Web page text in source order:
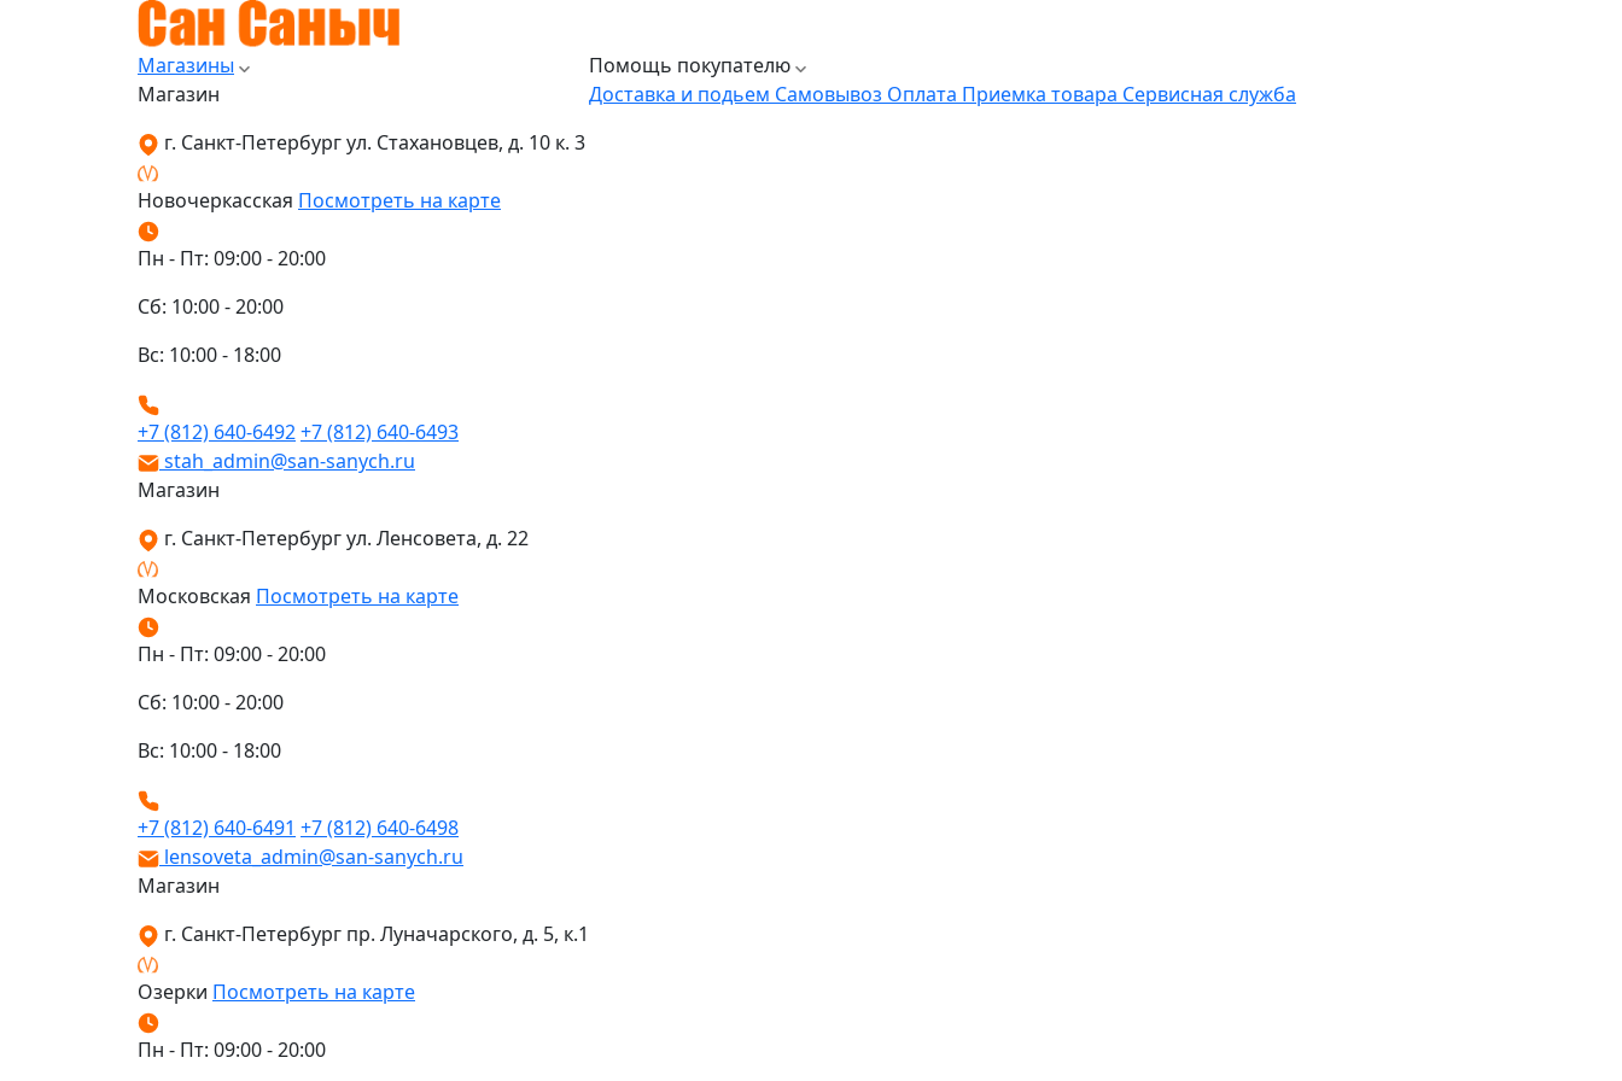
Магазины
Магазин
г. Санкт-Петербург ул. Стахановцев, д. 10 к. 3
Новочеркасская Посмотреть на карте
Пн - Пт: 09:00 - 20:00
Сб: 10:00 - 20:00
Вс: 10:00 - 18:00
+7 (812) 640-6492+7 (812) 640-6493
stah_admin@san-sanych.ru
Магазин
г. Санкт-Петербург ул. Ленсовета, д. 22
Московская Посмотреть на карте
Пн - Пт: 09:00 - 20:00
Сб: 10:00 - 20:00
Вс: 10:00 - 18:00
+7 (812) 640-6491 +7 (812) 640-6498
lensoveta_admin@san-sanych.ru
Магазин
г. Санкт-Петербург пр. Луначарского, д. 5, к.1
Озерки Посмотреть на карте
Пн - Пт: 09:00 - 20:00
Помощь покупателю
Доставка и подьем Самовывоз Оплата Приемка товара Сервисная служба